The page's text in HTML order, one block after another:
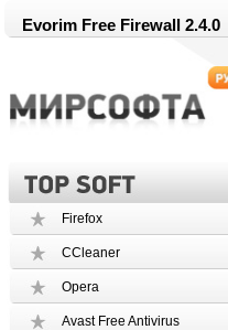
Evorim Free Firewall 2.4.0
Firefox
CCleaner
Opera
Avast Free Antivirus